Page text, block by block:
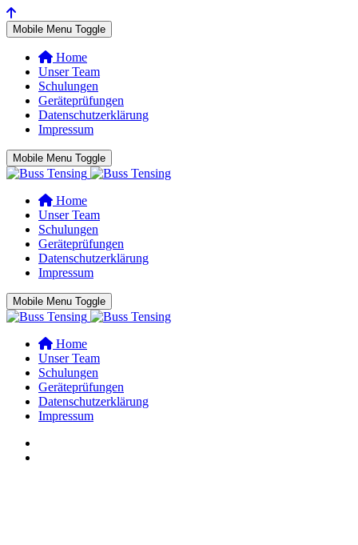
Mobile Menu Toggle
Home
Unser Team
Schulungen
Geräteprüfungen
Datenschutzerklärung
Impressum
Mobile Menu Toggle
Home
Unser Team
Schulungen
Geräteprüfungen
Datenschutzerklärung
Impressum
Mobile Menu Toggle
Home
Unser Team
Schulungen
Geräteprüfungen
Datenschutzerklärung
Impressum